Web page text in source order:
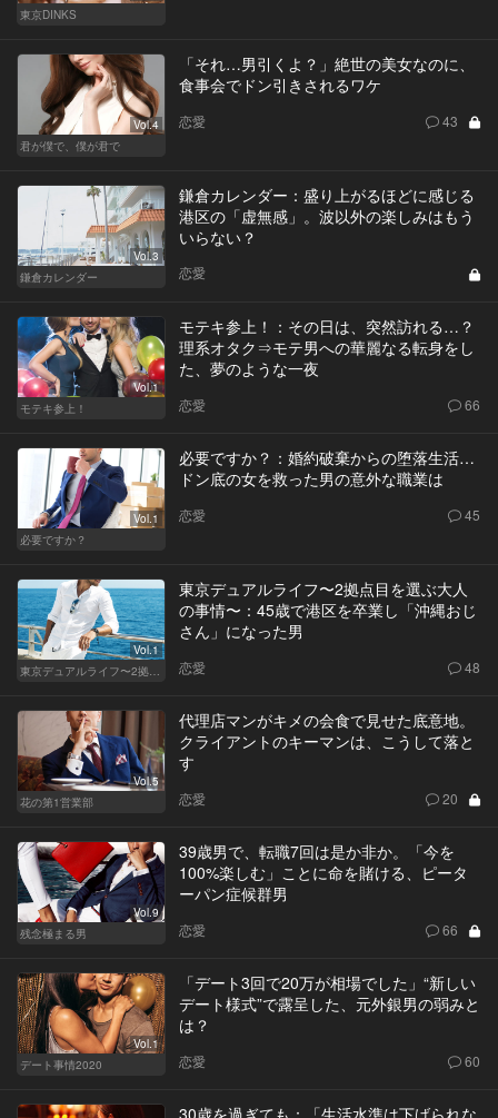
東京DINKS
Vol.4
君が僕で、僕が君で
「それ…男引くよ？」絶世の美女なのに、
食事会でドン引きされるワケ
恋愛 43
Vol.3
鎌倉カレンダー
鎌倉カレンダー：盛り上がるほどに感じる
港区の「虚無感」。波以外の楽しみはもう
いらない？
恋愛
Vol.1
モテキ参上！
モテキ参上！：その日は、突然訪れる…？
理系オタク⇒モテ男への華麗なる転身をし
た、夢のような一夜
恋愛 66
Vol.1
必要ですか？
必要ですか？：婚約破棄からの堕落生活…
ドン底の女を救った男の意外な職業は
恋愛 45
Vol.1
東京デュアルライフ〜2拠点目を選ぶ大人
の事情〜：45歳で港区を卒業し「沖縄おじ
さん」になった男
恋愛 48
Vol.5
花の第1営業部
代理店マンがキメの会食で見せた底意地。
クライアントのキーマンは、こうして落と
す
恋愛 20
Vol.9
残念極まる男
39歳男で、転職7回は是か非か。「今を
100%楽しむ」ことに命を賭ける、ピータ
ーパン症候群男
恋愛 66
Vol.1
デート事情2020
「デート3回で20万が相場でした」“新しい
デート様式”で露呈した、元外銀男の弱みと
は？
恋愛 60
30歳を過ぎても：「生活水準は下げられな